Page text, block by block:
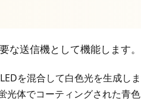
な送信機として機能しま
を混合して白色光を生成し
光体でコーティングされた青